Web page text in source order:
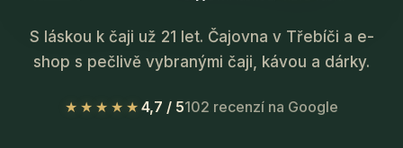
S láskou k čaji už 21 let. Čajovna v Třebíči a e-
shop s pečlivě vybranými čaji, kávou a dárky.
★★★★★ 4,7 / 5102 recenzí na Google